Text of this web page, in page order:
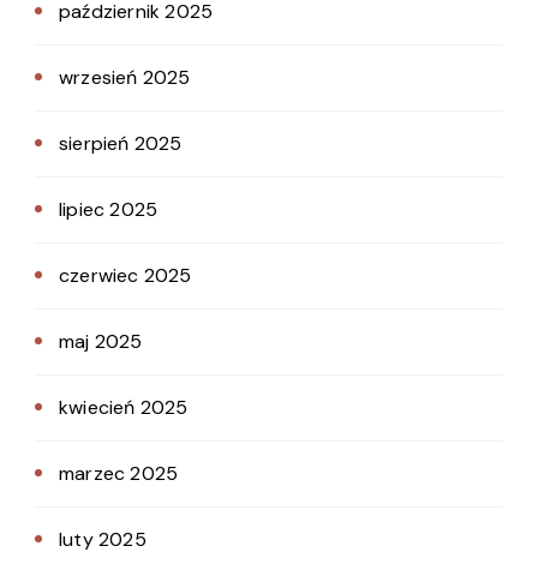
październik 2025
wrzesień 2025
sierpień 2025
lipiec 2025
czerwiec 2025
maj 2025
kwiecień 2025
marzec 2025
luty 2025